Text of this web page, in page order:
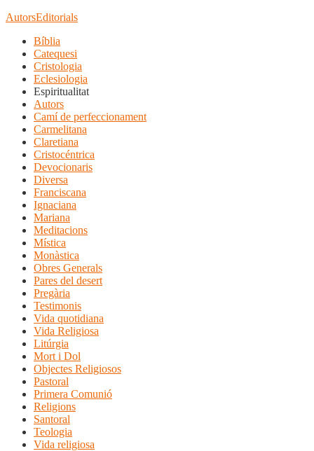
AutorsEditorials
Bíblia
Catequesi
Cristologia
Eclesiologia
Espiritualitat
Autors
Camí de perfeccionament
Carmelitana
Claretiana
Cristocéntrica
Devocionaris
Diversa
Franciscana
Ignaciana
Mariana
Meditacions
Mística
Monàstica
Obres Generals
Pares del desert
Pregària
Testimonis
Vida quotidiana
Vida Religiosa
Litúrgia
Mort i Dol
Objectes Religiosos
Pastoral
Primera Comunió
Religions
Santoral
Teologia
Vida religiosa